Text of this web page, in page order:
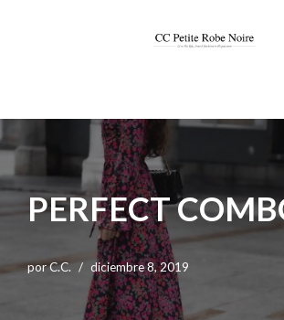
PERFECT
porC.C. diciembre 8, 2019